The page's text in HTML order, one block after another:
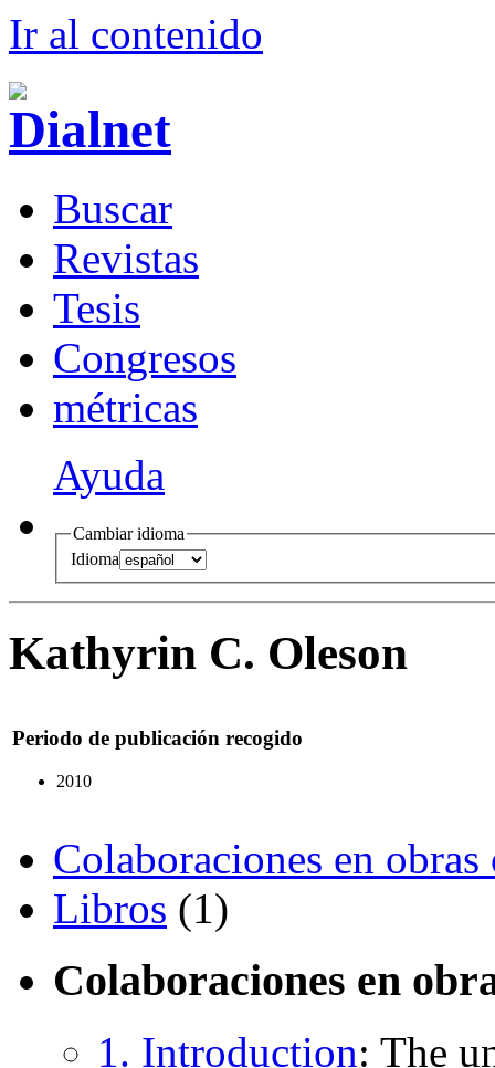
Ir al contenido
Buscar
Revistas
Tesis
Congresos
métricas
Ayuda
Cambiar idioma
Idioma
Kathyrin C. Oleson
Periodo de publicación recogido
2010
Colaboraciones en
Libros (1)
Colaboraciones en
1. Introduction: The